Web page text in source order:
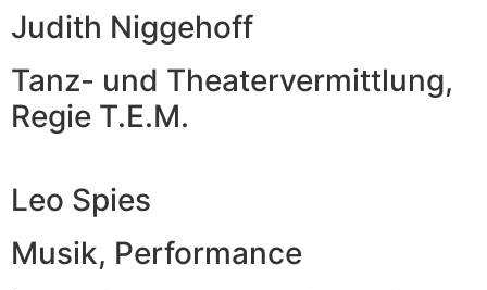
Judith Niggehoff
Tanz- und Theatervermittlung,
Regie T.E.M.
Leo Spies
Musik, Performance